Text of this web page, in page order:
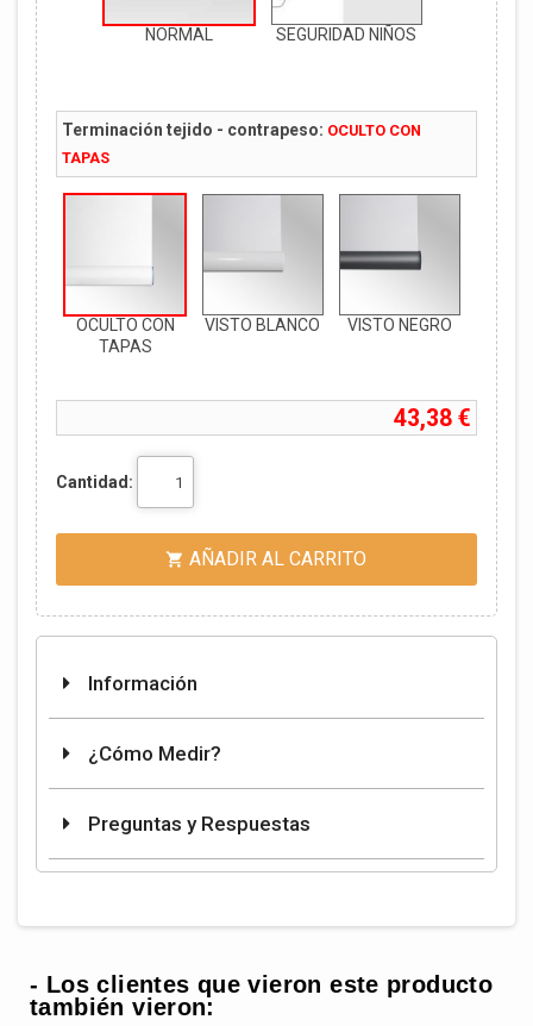
NORMAL SEGURIDAD NIÑOS
Terminación tejido - contrapeso: OCULTO CON
TAPAS
OCULTO CON
TAPAS
VISTO BLANCO VISTO NEGRO
43,38 €
Cantidad:
 AÑADIR AL CARRITO
Información
¿Cómo Medir?
Preguntas y Respuestas
- Los clientes que vieron este producto
también vieron: